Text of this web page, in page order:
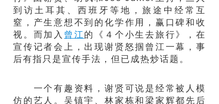
到访土耳其、西班牙等地，旅途中经常互
窒，产生意想不到的化学作用，赢口碑和收
视。而加入 曾江的《４个小生去旅行》，在
宣传记者会上，出现谢贤怒掴曾江一幕，事
后有指只是宣传手法，但已成热炒话题。
一个有趣资料，谢贤可说是经常被人模
仿的艺人。吴镇宇、林家栋和梁家辉都先后